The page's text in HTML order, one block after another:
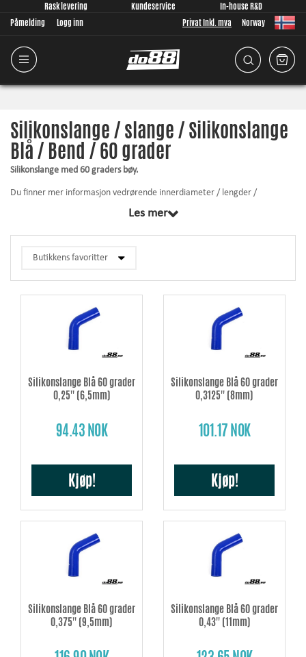
Rask levering Kundeservice
In-house R&D
Påmelding
Logg inn Privat Inkl. mva Norway
Silikonslange / slange / Silikonslange
Blå / Bend / 60 grader
Silikonslange med 60 graders bøy.
Du finner mer informasjon vedrørende innerdiameter / lengder /
Les mer
Silikonslange Blå 60 grader
0,25'' (6,5mm)
94.43 NOK
Kjøp!
Silikonslange Blå 60 grader
0,3125'' (8mm)
101.17 NOK
Kjøp!
Silikonslange Blå 60 grader
0,375'' (9,5mm)
Silikonslange Blå 60 grader
0,43'' (11mm)